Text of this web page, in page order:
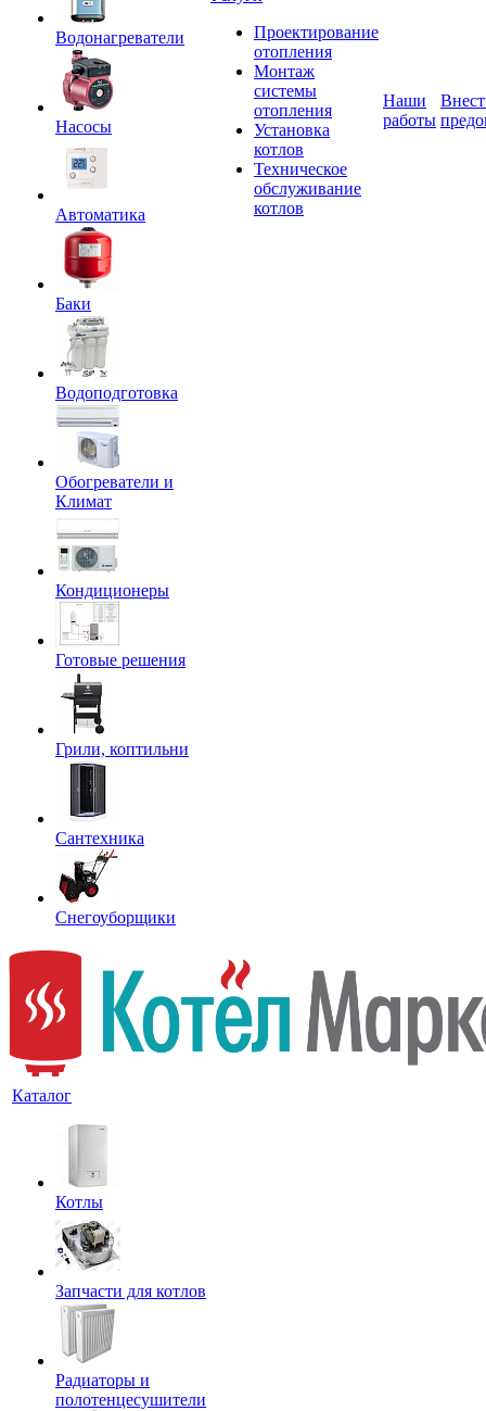
Водонагреватели
Насосы
Автоматика
Баки
Водоподготовка
Обогреватели и
Климат
Кондиционеры
Готовые решения
Грили, коптильни
Сантехника
Снегоуборщики
Проектирование
отопления
Монтаж
системы
отопления
Установка
котлов
Техническое
обслуживание
котлов
Наши
работы
Каталог
Котлы
Запчасти для котлов
Радиаторы и
полотенцесушители